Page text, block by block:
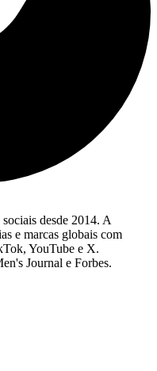
desde 2014. A
e marcas globais com
YouTube e X.
Journal e Forbes.